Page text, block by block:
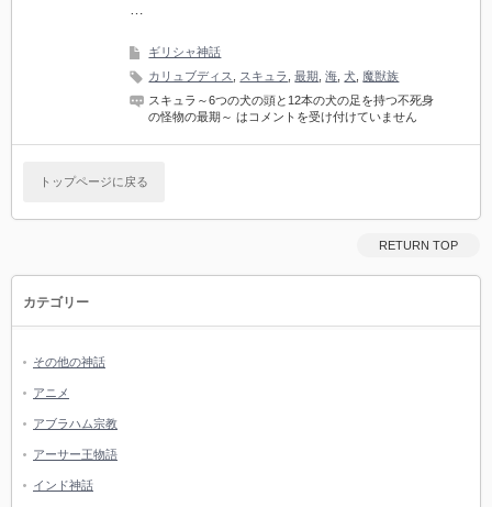
…
ギリシャ神話
カリュブディス
スキュラ ,最期 ,海 ,犬
魔獣族
スキュラ～6つの犬の頭と12本の犬の足を持つ不死身
の怪物の最期～ は コメントを受け付けていません
トップページに戻る
RETURN TOP
カテゴリー
その他の神話
アニメ
アブラハム宗教
アーサー王物語
インド神話